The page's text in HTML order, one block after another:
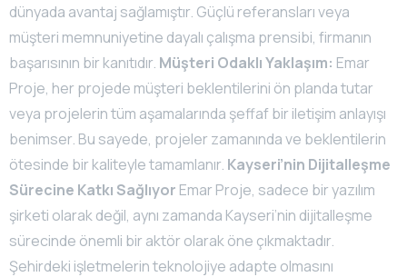
dünyada avantaj sağlamıştır. Güçlü referansları veya
müşteri memnuniyetine dayalı çalışma prensibi, firmanın
başarısının bir kanıtıdır. Müşteri Odaklı Yaklaşım: Emar
Proje, her projede müşteri beklentilerini ön planda tutar
veya projelerin tüm aşamalarında şeffaf bir iletişim anlayışı
benimser. Bu sayede, projeler zamanında ve beklentilerin
ötesinde bir kaliteyle tamamlanır. Kayseri’nin Dijitalleşme
Sürecine Katkı Sağlıyor Emar Proje, sadece bir yazılım
şirketi olarak değil, aynı zamanda Kayseri’nin dijitalleşme
sürecinde önemli bir aktör olarak öne çıkmaktadır.
Şehirdeki işletmelerin teknolojiye adapte olmasını